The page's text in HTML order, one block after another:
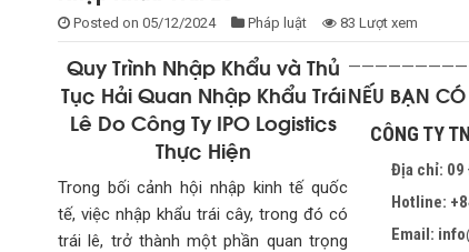
Posted on 05/12/2024 Pháp luật 83 Lượt xem
Quy Trình Nhập Khẩu và Thủ
Tục Hải Quan Nhập Khẩu Trái
Lê Do Công Ty IPO Logistics
Thực Hiện
Trong bối cảnh hội nhập kinh tế quốc
tế, việc nhập khẩu trái cây, trong đó có
trái lê, trở thành một phần quan trọng
NẾU BẠN
CÔNG TY
Địa chỉ: 09
Hotline:
Email: